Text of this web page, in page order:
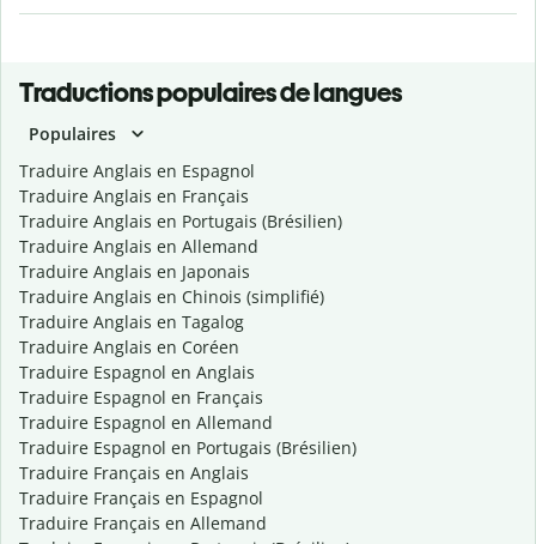
Traductions populaires de langues
Populaires
Traduire Anglais en Espagnol
Traduire Anglais en Français
Traduire Anglais en Portugais (Brésilien)
Traduire Anglais en Allemand
Traduire Anglais en Japonais
Traduire Anglais en Chinois (simplifié)
Traduire Anglais en Tagalog
Traduire Anglais en Coréen
Traduire Espagnol en Anglais
Traduire Espagnol en Français
Traduire Espagnol en Allemand
Traduire Espagnol en Portugais (Brésilien)
Traduire Français en Anglais
Traduire Français en Espagnol
Traduire Français en Allemand